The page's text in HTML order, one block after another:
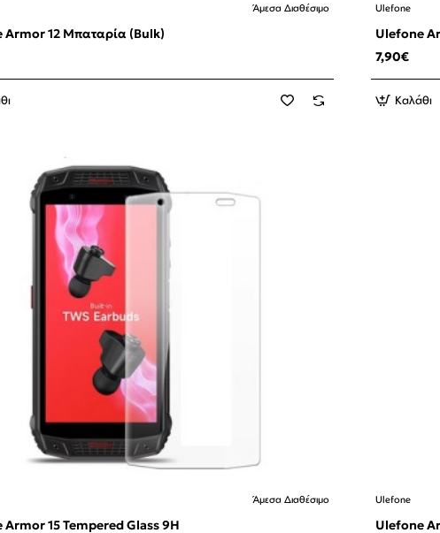
Άμεσα Διαθέσιμο
Armor 12 Μπαταρία (Bulk)
Ulefone
Ulefone
7,90€
Καλάθι
Άμεσα Διαθέσιμο
Armor 15 Tempered Glass 9H
Ulefone
Ulefone